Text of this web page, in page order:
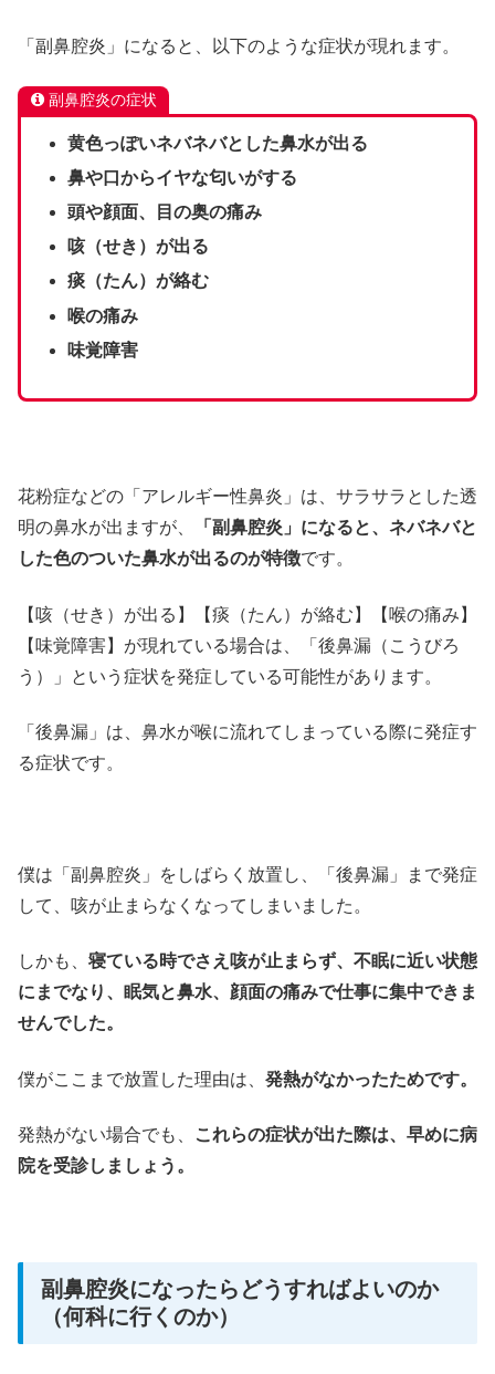
「副鼻腔炎」になると、以下のような症状が現れます。
副鼻腔炎の症状
黄色っぽいネバネバとした鼻水が出る
鼻や口からイヤな匂いがする
頭や顔面、目の奥の痛み
咳（せき）が出る
痰（たん）が絡む
喉の痛み
味覚障害
花粉症などの「アレルギー性鼻炎」は、サラサラとした透
明の鼻水が出ますが、
「副鼻腔炎」になると、ネバネバと
した色のついた鼻水が出るのが特徴です。
【咳（せき）が出る】【痰（たん）が絡む】【喉の痛み】
【味覚障害】が現れている場合は、「後鼻漏（こうびろ
う）」という症状を発症している可能性があります。
「後鼻漏」は、鼻水が喉に流れてしまっている際に発症す
る症状です。
僕は「副鼻腔炎」をしばらく放置し、「後鼻漏」まで発症
して、咳が止まらなくなってしまいました。
しかも、 寝ている時でさえ咳が止まらず、不眠に近い状態
にまでなり、眠気と鼻水、顔面の痛みで仕事に集中できま
せんでした。
僕がここまで放置した理由は、 発熱がなかったためです。
発熱がない場合でも、
これらの症状が出た際は、早めに病
院を受診しましょう。
副鼻腔炎になったらどうすればよいのか
（何科に行くのか）